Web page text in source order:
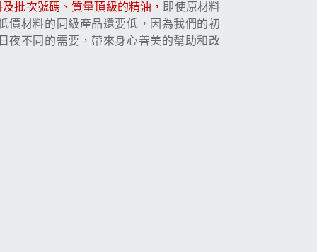
批次號碼、質量頂級的精油， 即使原材料
價材料的同級產品還要低，因為我們的初
夜不同的需要，帶來身心善美的幫助和改